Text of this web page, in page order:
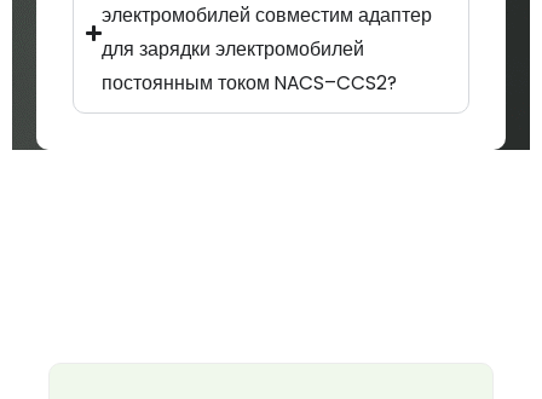
электромобилей совместим адаптер
для зарядки электромобилей
постоянным током NACS–CCS2?